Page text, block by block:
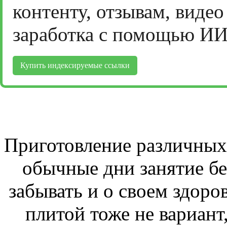
контенту, отзывам,
заработка с помощью
Купить индексируемые ссылки
Приготовление
обычные дни занятие
забывать и о своем
плитой тоже не